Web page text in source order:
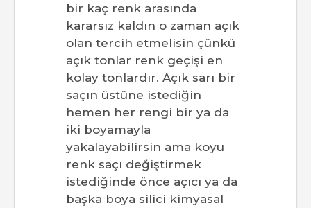
bir kaç renk arasında
kararsız kaldın o zaman açık
olan tercih etmelisin çünkü
açık tonlar renk geçişi en
kolay tonlardır. Açık sarı bir
saçın üstüne istediğin
hemen her rengi bir ya da
iki boyamayla
yakalayabilirsin ama koyu
renk saçı değiştirmek
istediğinde önce açıcı ya da
başka boya silici kimyasal